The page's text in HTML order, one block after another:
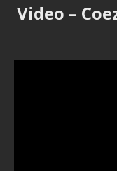
Video –